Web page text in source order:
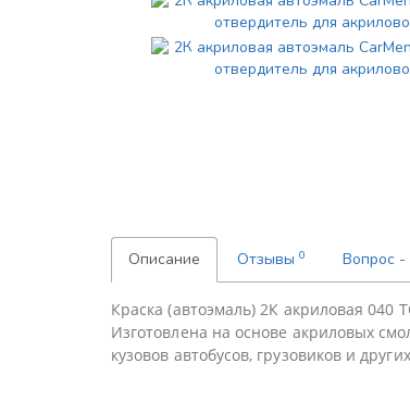
Описание Отзывы 0 Вопрос -
Краска (автоэмаль) 2К акриловая 040
Изготовлена на основе акриловых
кузoвoв автoбусoв, грузовиков и